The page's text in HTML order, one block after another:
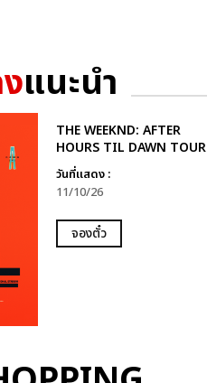
แนะนำ
THE WEEKND: AFTER
HOURS TIL DAWN TOUR
วันที่แสดง :
11/10/26
จองตั๋ว